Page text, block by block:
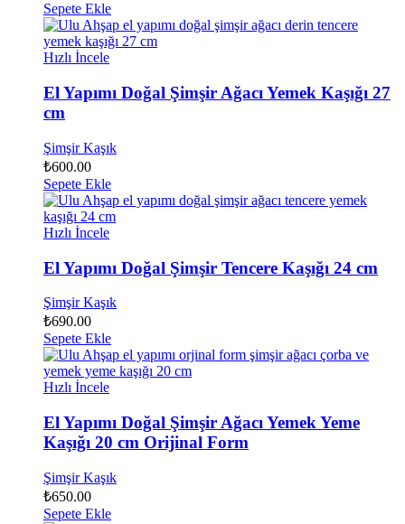
Sepete Ekle
Hızlı İncele
El Yapımı Doğal Şimşir Ağacı Yemek Kaşığı 27
cm
Şimşir Kaşık
₺600.00
Sepete Ekle
Hızlı İncele
El Yapımı Doğal Şimşir Tencere Kaşığı 24 cm
Şimşir Kaşık
₺690.00
Sepete Ekle
Hızlı İncele
El Yapımı Doğal Şimşir Ağacı Yemek Yeme
Kaşığı 20 cm Orijinal Form
Şimşir Kaşık
₺650.00
Sepete Ekle